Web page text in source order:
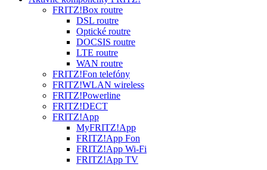
FRITZ!Box routre
DSL routre
Optické routre
DOCSIS routre
LTE routre
WAN routre
FRITZ!Fon telefóny
FRITZ!WLAN wireless
FRITZ!Powerline
FRITZ!DECT
FRITZ!App
MyFRITZ!App
FRITZ!App Fon
FRITZ!App Wi-Fi
FRITZ!App TV